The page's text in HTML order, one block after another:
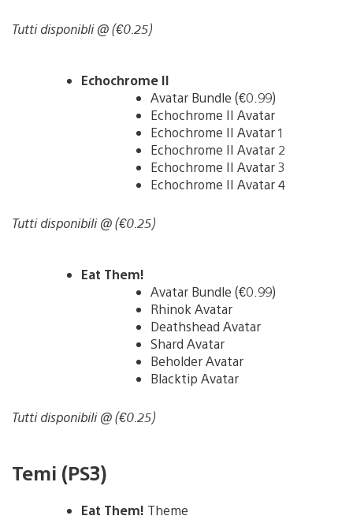
Tutti disponibli @ (€0.25)
Echochrome II
Avatar Bundle (€0.99)
Echochrome II Avatar
Echochrome II Avatar 1
Echochrome II Avatar 2
Echochrome II Avatar 3
Echochrome II Avatar 4
Tutti disponibili @ (€0.25)
Eat Them!
Avatar Bundle (€0.99)
Rhinok Avatar
Deathshead Avatar
Shard Avatar
Beholder Avatar
Blacktip Avatar
Tutti disponibili @ (€0.25)
Temi (PS3)
Eat Them! Theme